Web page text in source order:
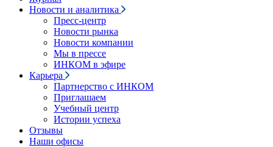
Новости и аналитика
Пресс-центр
Новости рынка
Новости компании
Мы в прессе
ИНКОМ в эфире
Карьера
Партнерство с ИНКОМ
Приглашаем
Учебный центр
Истории успеха
Отзывы
Наши офисы